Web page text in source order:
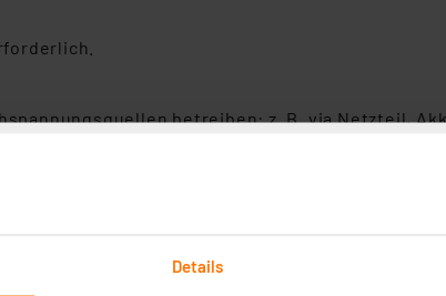
Details
betreiben: z. B. via Netzteil,
auf dem Schiff, in der Werkstatt und Industrie.
Spannungsquelle der StromPi3 zuerst
Welche das ist, bestimmen Sie mit der